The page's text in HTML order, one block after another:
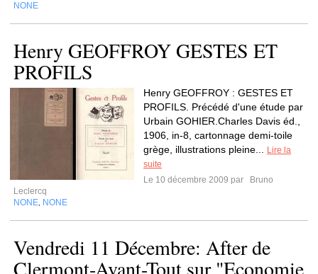
NONE
Henry GEOFFROY GESTES ET
PROFILS
Henry GEOFFROY : GESTES ET
PROFILS. Précédé d'une étude par
Urbain GOHIER.Charles Davis éd.,
1906, in-8, cartonnage demi-toile
grège, illustrations pleine...
Lire la
suite
Le 10 décembre 2009 par
Bruno
Leclercq
NONE NONE
Vendredi 11 Décembre: After de
Clermont-Avant-Tout sur "Economie